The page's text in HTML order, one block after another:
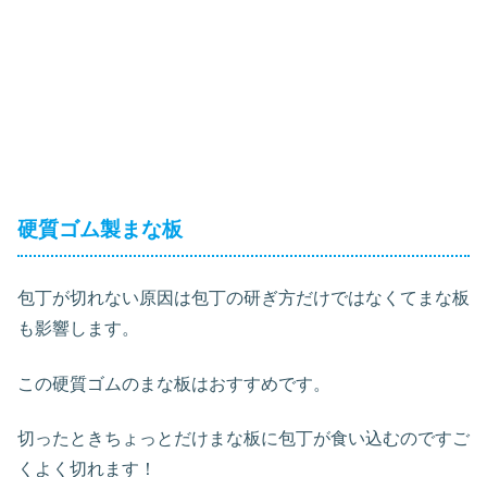
硬質ゴム製まな板
包丁が切れない原因は包丁の研ぎ方だけではなくてまな板
も影響します。
この硬質ゴムのまな板はおすすめです。
切ったときちょっとだけまな板に包丁が食い込むのですご
くよく切れます！